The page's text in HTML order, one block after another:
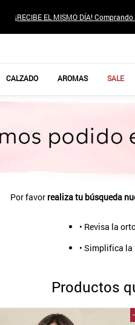
¡RECIBE EL MISMO DÍA!
CALZADO AROMAS SALE
Por favor realiza tu búsqueda
• Revisa la
• Simplifica
Productos
-
.
sweter
6 .
botin
aros